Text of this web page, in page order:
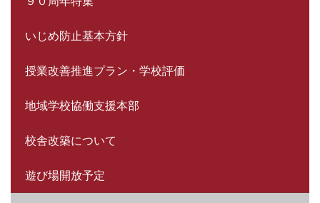
いじめ防止基本方針
授業改善推進プラン・学校評価
地域学校協働支援本部
校舎改築について
遊び場開放予定